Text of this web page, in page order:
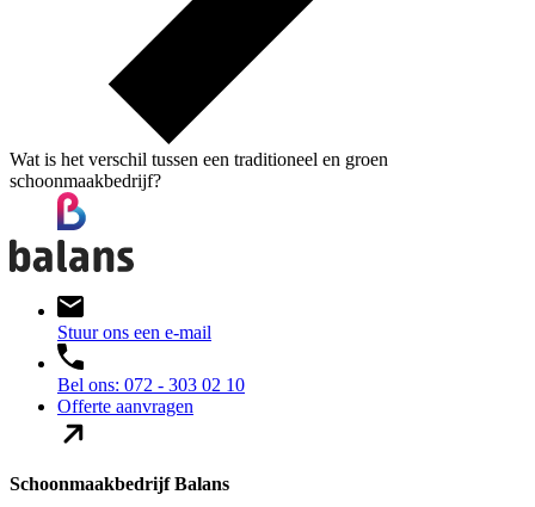
Wat is het verschil tussen een traditioneel en groen
schoonmaakbedrijf?
Stuur ons een e-mail
Bel ons: 072 - 303 02 10
Offerte aanvragen
Schoonmaakbedrijf Balans